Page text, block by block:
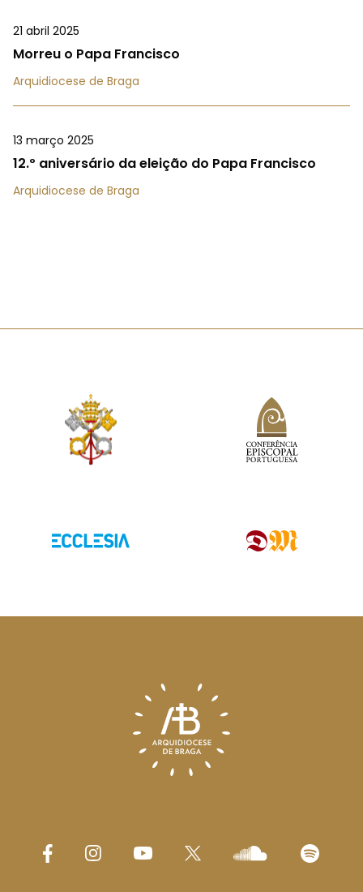
21 abril 2025
Morreu o Papa Francisco
Arquidiocese de Braga
13 março 2025
12.º aniversário da eleição do Papa Francisco
Arquidiocese de Braga